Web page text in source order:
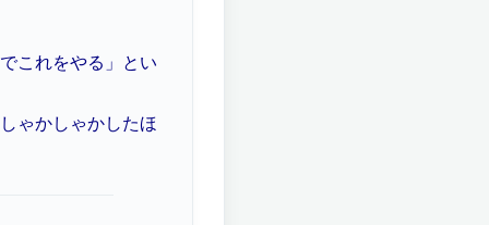
これをやる」とい
ゃかしゃかしたほ